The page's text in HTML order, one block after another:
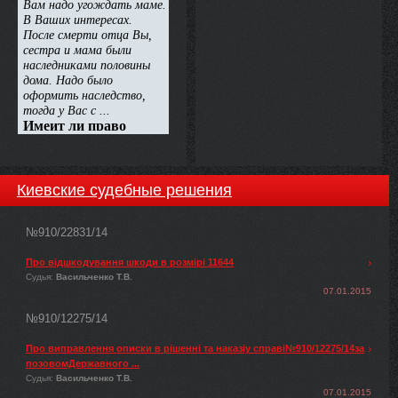
Киевские судебные решения
№910/22831/14
Про відшкодування шкоди в розмірі 11644
Судья: Васильченко Т.В.
07.01.2015
№910/12275/14
Про виправлення описки в рішенні та наказіу справі№910/12275/14за
позовомДержавного ...
Судья: Васильченко Т.В.
07.01.2015